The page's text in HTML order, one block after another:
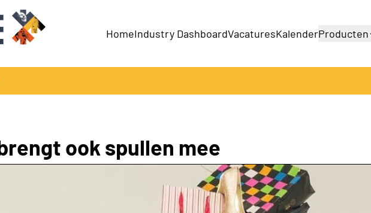
HomeIndustry DashboardVacaturesKalenderProducten
Productengids
ook spullen mee